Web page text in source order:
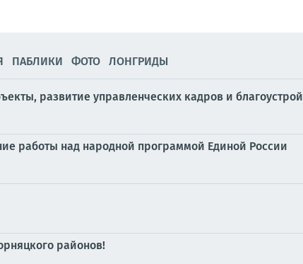
ПАБЛИКИ ФОТО ЛОНГРИДЫ
развитие управленческих кадров и
работы над народной программой Единой России
районов!